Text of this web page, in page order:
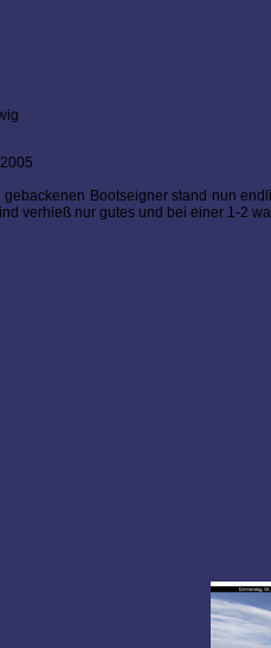
Bootseigner stand nun
verhieß nur gutes und bei einer 1-2